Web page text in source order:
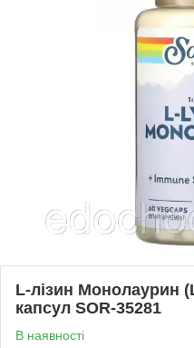
L-лізин Монолаурин
капсул SOR-35281
В наявності